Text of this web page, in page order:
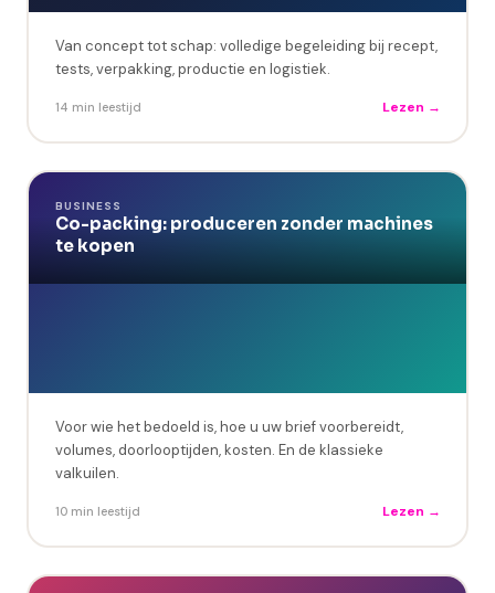
Van concept tot schap: volledige begeleiding bij recept,
tests, verpakking, productie en logistiek.
14 min leestijd Lezen →
BUSINESS
Co-packing: produceren zonder machines
te kopen
Voor wie het bedoeld is, hoe u uw brief voorbereidt,
volumes, doorlooptijden, kosten. En de klassieke
valkuilen.
10 min leestijd Lezen →